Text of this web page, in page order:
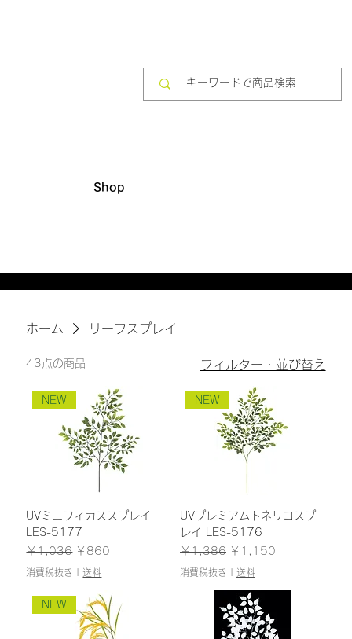
Shop
ホーム リーフスプレイ
43点の商品 フィルター・並び替え
NEW
UVミニフィカススプレイ
LES-5177
通常価格
￥1,036 セール価格
￥860
消費税抜き 送料
NEW
UVプレミアムトネリコスプ
レイ LES-5176
通常価格
￥1,386 セール価格
￥1,150
消費税抜き 送料
NEW